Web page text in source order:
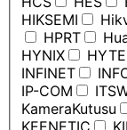
HIKSEMI
HPRT
HYNIX
INFINET
IP-COM
KameraKutusu